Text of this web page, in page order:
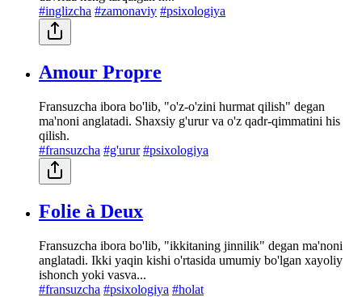
#inglizcha #zamonaviy #psixologiya
Amour Propre
Fransuzcha ibora bo'lib, "o'z-o'zini hurmat qilish" degan
ma'noni anglatadi. Shaxsiy g'urur va o'z qadr-qimmatini his
qilish.
#fransuzcha #g'urur #psixologiya
Folie à Deux
Fransuzcha ibora bo'lib, "ikkitaning jinnilik" degan ma'noni
anglatadi. Ikki yaqin kishi o'rtasida umumiy bo'lgan xayoliy
ishonch yoki vasva...
#fransuzcha #psixologiya #holat